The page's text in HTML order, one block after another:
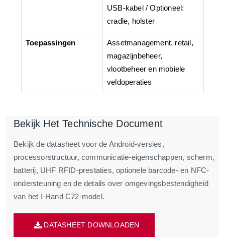
USB-kabel / Optioneel:
cradle, holster
Toepassingen
Assetmanagement, retail,
magazijnbeheer,
vlootbeheer en mobiele
veldoperaties
Bekijk Het Technische Document
Bekijk de datasheet voor de Android-versies,
processorstructuur, communicatie-eigenschappen, scherm,
batterij, UHF RFID-prestaties, optionele barcode- en NFC-
ondersteuning en de details over omgevingsbestendigheid
van het I-Hand C72-model.
DATASHEET DOWNLOADEN